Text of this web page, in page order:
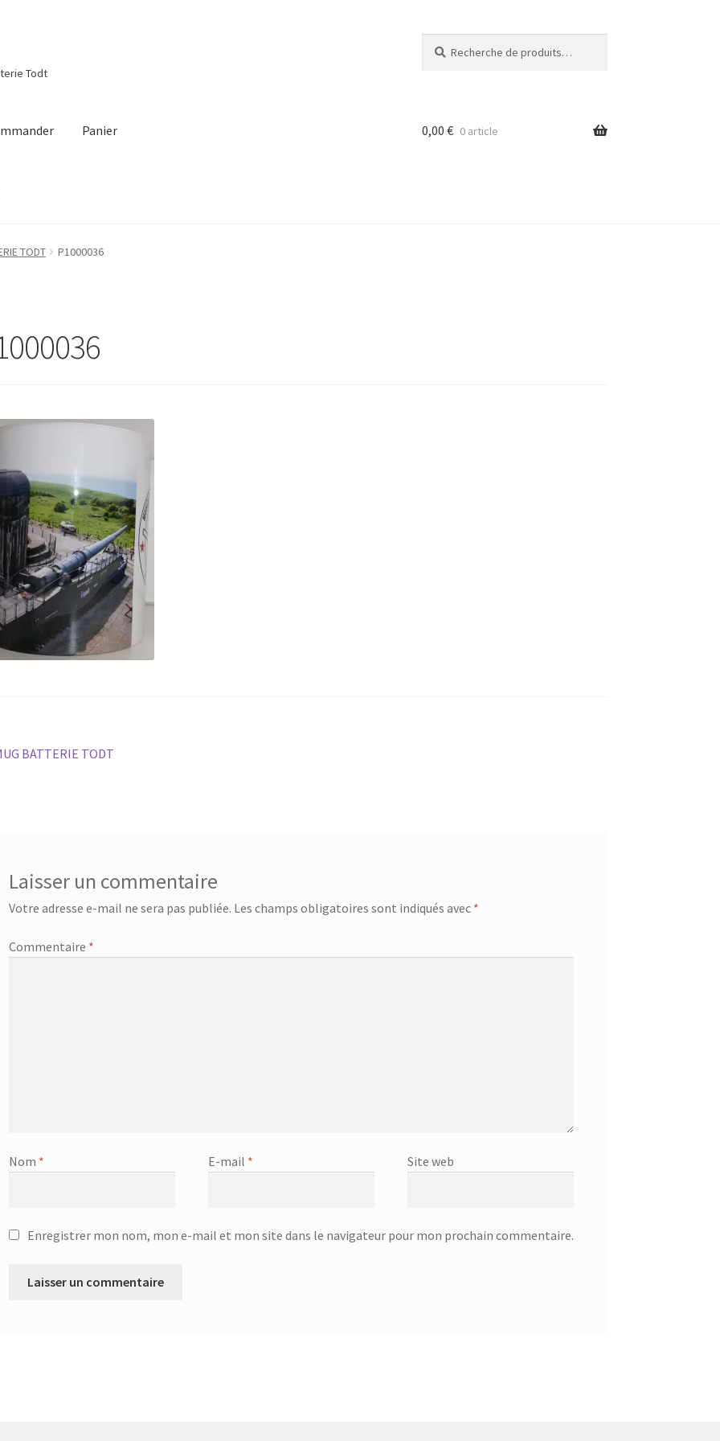
Todt
pour :
Panier 0,00 € 0 article
TODT P1000036
BATTERIE TODT
Laisser un commentaire
Votre adresse e-mail ne sera pas publiée. Les champs obligatoires sont indiqués avec *
Commentaire *
Nom * E-mail * Site web
Enregistrer mon nom, mon e-mail et mon site dans le navigateur pour mon prochain commentaire.